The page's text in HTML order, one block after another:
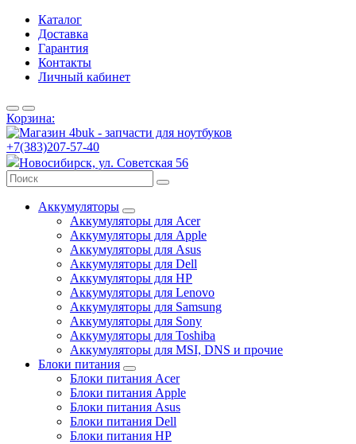
Каталог
Доставка
Гарантия
Контакты
Личный кабинет
Корзина:
+7(383)207-57-40
Новосибирск, ул. Советская 56
Аккумуляторы
Аккумуляторы для Acer
Аккумуляторы для Apple
Аккумуляторы для Asus
Аккумуляторы для Dell
Аккумуляторы для HP
Аккумуляторы для Lenovo
Аккумуляторы для Samsung
Аккумуляторы для Sony
Аккумуляторы для Toshiba
Аккумуляторы для MSI, DNS и прочие
Блоки питания
Блоки питания Acer
Блоки питания Apple
Блоки питания Asus
Блоки питания Dell
Блоки питания HP